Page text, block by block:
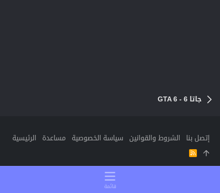
جاتا 6 - GTA 6
إتصل بنا الشروط والقوانين سياسة الخصوصية مساعدة الرئيسية
R
قائمة